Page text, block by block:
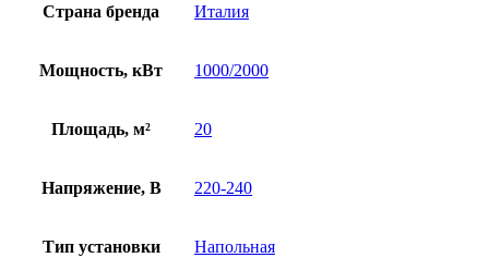
Страна бренда Италия
Мощность, кВт 1000/2000
Площадь, м² 20
Напряжение, В 220-240
Тип установки Напольная